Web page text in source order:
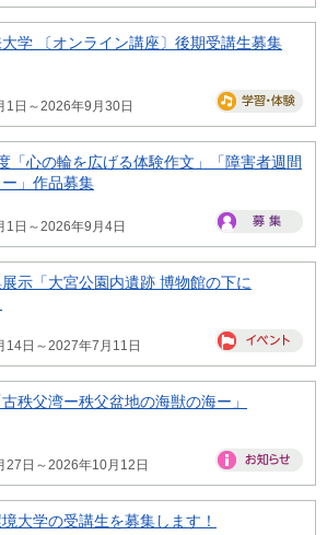
学 〔オンライン講座〕後期受講生募集
1日～2026年9月30日
「心の輪を広げる体験作文」「障害者週間
」作品募集
1日～2026年9月4日
示「大宮公園内遺跡 博物館の下に
14日～2027年7月11日
秩父湾ー秩父盆地の海獣の海ー」
27日～2026年10月12日
大学の受講生を募集します！